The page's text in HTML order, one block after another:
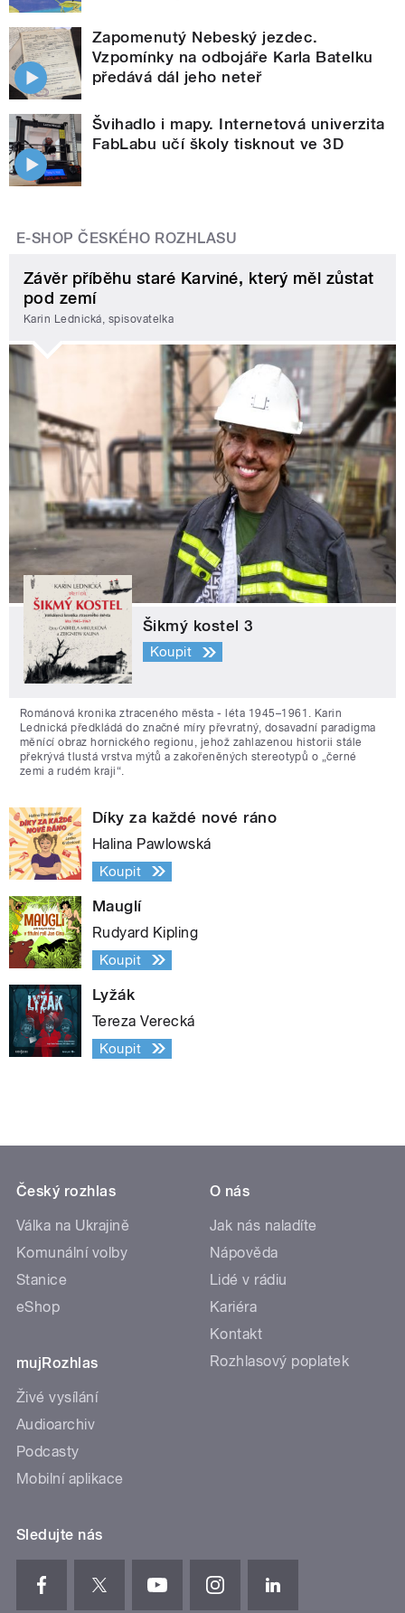
Zapomenutý Nebeský jezdec.
Vzpomínky na odbojáře Karla Batelku
předává dál jeho neteř
Švihadlo i mapy. Internetová univerzita
FabLabu učí školy tisknout ve 3D
E-SHOP ČESKÉHO ROZHLASU
Závěr příběhu staré Karviné, který měl zůstat
pod zemí
Karin Lednická, spisovatelka
Šikmý kostel 3
Koupit
Románová kronika ztraceného města - léta 1945–1961. Karin
Lednická předkládá do značné míry převratný, dosavadní paradigma
měnící obraz hornického regionu, jehož zahlazenou historii stále
překrývá tlustá vrstva mýtů a zakořeněných stereotypů o „černé
zemi a rudém kraji“.
Díky za každé nové ráno
Halina Pawlowská
Koupit
Mauglí
Rudyard Kipling
Koupit
Lyžák
Tereza Verecká
Koupit
Český rozhlas
Válka na Ukrajině
Komunální volby
Stanice
eShop
mujRozhlas
Živé vysílání
Audioarchiv
Podcasty
Mobilní aplikace
O nás
Jak nás naladíte
Nápověda
Lidé v rádiu
Kariéra
Kontakt
Rozhlasový poplatek
Sledujte nás